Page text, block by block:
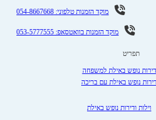
תפריט
דירות נופש באילת למשפחה
נופש באילת עם בריכה
וילות ודירות נופש באילת
מוקד הזמנות טלפוני: 054-8667668
מוקד הזמנות בוואטסאפ: 053-5777555